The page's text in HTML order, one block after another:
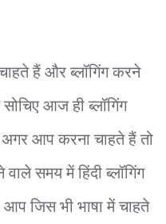
हैं और ब्लॉगिंग करने
आज ही ब्लॉगिंग
आप करना चाहते हैं तो
समय में हिंदी ब्लॉगिंग
जिस भी भाषा में चाहते